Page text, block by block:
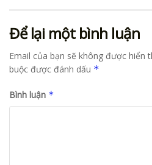
Để lại một bình luận
Email của bạn sẽ không được hiển
buộc được đánh dấu *
Bình luận *